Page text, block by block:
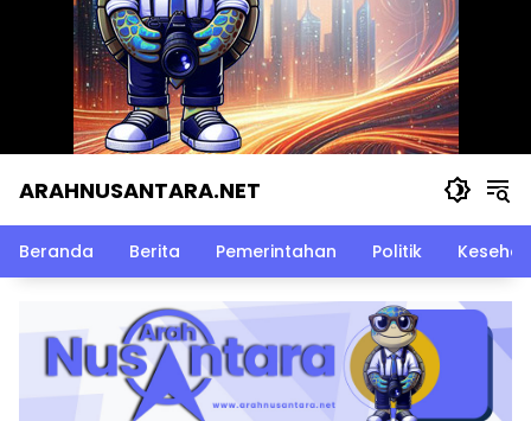
ARAHNUSANTARA.NET
Beranda Berita Pemerintahan Politik